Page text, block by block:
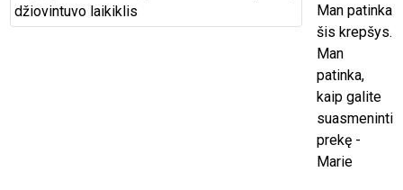
Man patinka
šis krepšys.
Man
patinka,
kaip galite
suasmeninti
prekę -
Marie